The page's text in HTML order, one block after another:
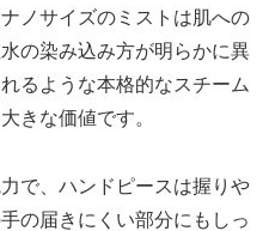
ノサイズのミストは肌への
の染み込み方が明らかに異
るような本格的なスチーム
きな価値です。
で、ハンドピースは握りや
の届きにくい部分にもしっ